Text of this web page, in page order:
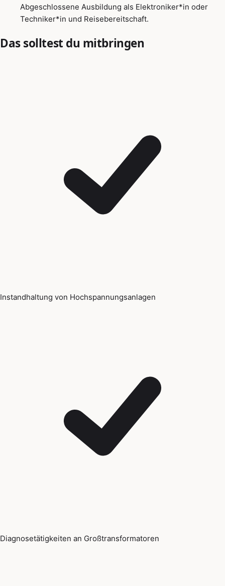
Abgeschlossene Ausbildung als Elektroniker*in oder
Techniker*in und Reisebereitschaft.
Das solltest du mitbringen
Instandhaltung von Hochspannungsanlagen
Diagnosetätigkeiten an Großtransformatoren